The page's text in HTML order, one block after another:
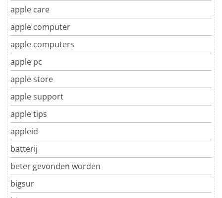
apple care
apple computer
apple computers
apple pc
apple store
apple support
apple tips
appleid
batterij
beter gevonden worden
bigsur